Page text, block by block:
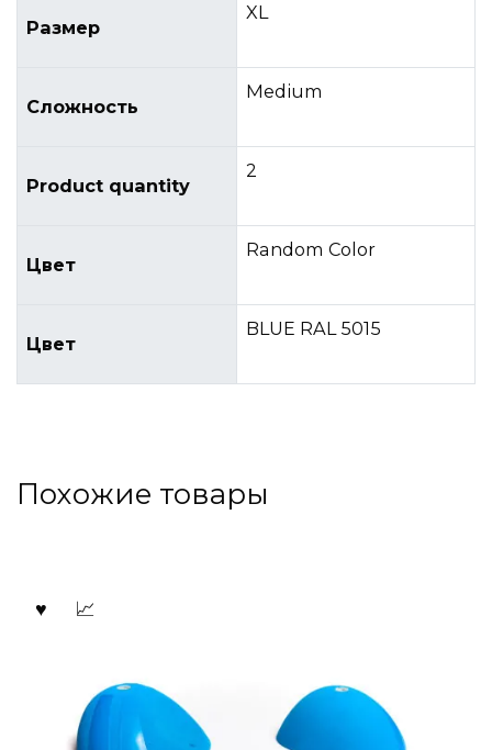
Размер
XL
Сложность
Medium
Product quantity
2
Цвет
Random Color
Цвет
BLUE RAL 5015
Похожие товары